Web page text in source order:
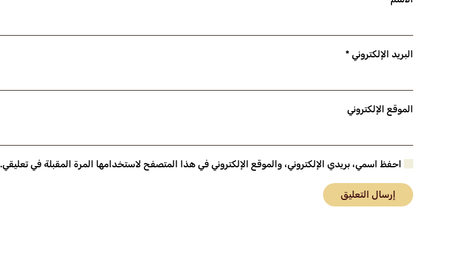
البريد الإلكتروني *
الموقع الإلكتروني
احفظ اسمي، بريدي الإلكتروني، والموقع الإلكتروني في هذا المتصفح لاستخدامها المرة المقبلة في تعليقي.
إرسال التعليق